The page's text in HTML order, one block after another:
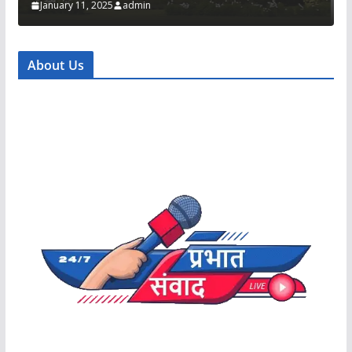
January 11, 2025 admin
About Us